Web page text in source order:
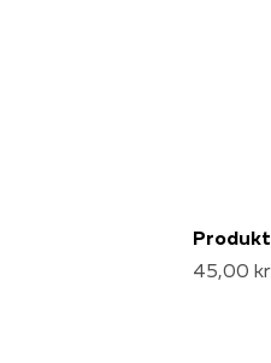
Produkt
45,00 kr